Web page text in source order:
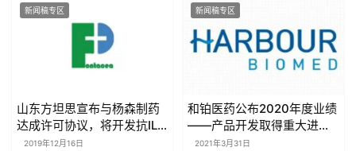
新闻稿专区
山东方坦思宣布与杨森制药
达成许可协议，将开发抗IL-
17A单克隆抗体并使其商业化
2019年12月16日
新闻稿专区
​和铂医药公布2020年度业绩
——产品开发取得重大进
展，全年收入实现大幅增长
2021年3月31日